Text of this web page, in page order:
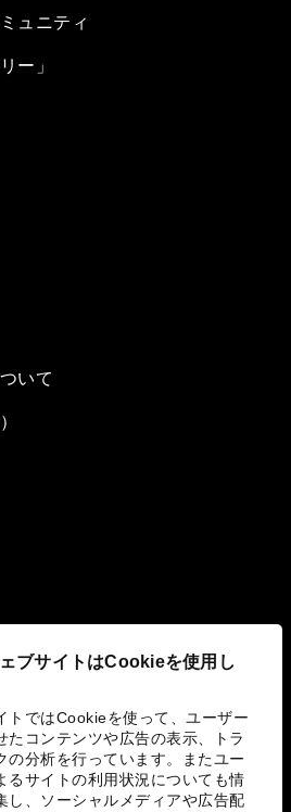
ブサイトはCookieを使用し
トではCookieを使って、ユーザー
たコンテンツや広告の表示、トラ
の分析を行っています。またユー
るサイトの利用状況についても情
し、ソーシャルメディアや広告配
ュニティ
ー」
いて
り組み